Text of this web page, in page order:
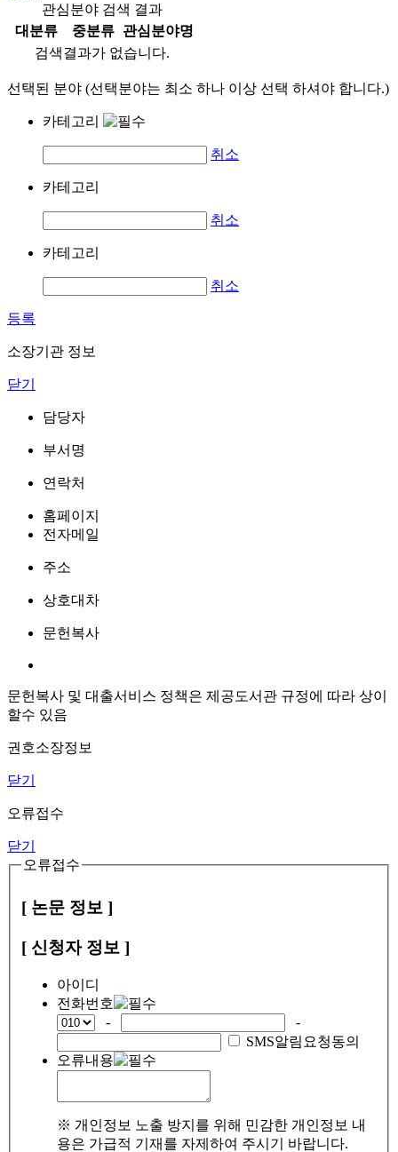
관심분야 검색 결과
대분류
중분류
관심분야명
검색결과가 없습니다.
선택된 분야 (선택분야는 최소 하나 이상 선택 하셔야 합니다.)
카테고리
취소
카테고리
취소
카테고리
취소
등록
소장기관 정보
닫기
담당자
부서명
연락처
홈페이지
전자메일
주소
상호대차
문헌복사
문헌복사 및 대출서비스 정책은 제공도서관 규정에 따라 상이
할수 있음
권호소장정보
닫기
오류접수
닫기
오류접수
[ 논문 정보 ]
[ 신청자 정보 ]
아이디
전화번호
-
-
SMS알림요청동의
오류내용
※ 개인정보 노출 방지를 위해 민감한 개인정보 내
용은 가급적 기재를 자제하여 주시기 바랍니다.